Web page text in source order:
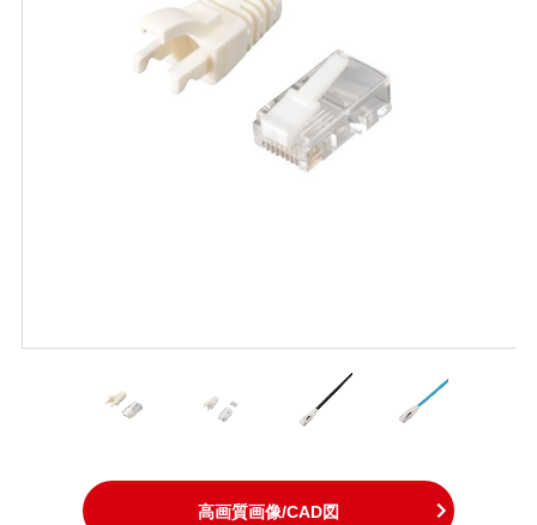
高画質画像/CAD図